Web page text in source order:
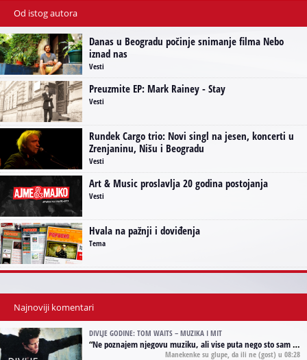
Od istog autora
Danas u Beogradu počinje snimanje filma Nebo
iznad nas
Vesti
Preuzmite EP: Mark Rainey - Stay
Vesti
Rundek Cargo trio: Novi singl na jesen, koncerti u
Zrenjaninu, Nišu i Beogradu
Vesti
Art & Music proslavlja 20 godina postojanja
Vesti
Hvala na pažnji i doviđenja
Tema
Najnoviji komentari
DIVLJE GODINE: TOM WAITS – MUZIKA I MIT
“Ne poznajem njegovu muziku, ali vise puta nego sto sam to zazeleo gledao sam njegove umjetnicke slike na raznim stranama interneta. Te stoga zakljucujem da je Tom Waits Lady Gaga muzike namrstenih, ma
Manekenke su glupe, da ili ne (gost) u 08:28